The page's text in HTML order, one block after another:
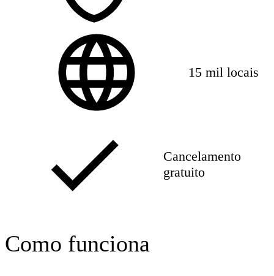
15 mil locais
Cancelamento
gratuito
Como funciona